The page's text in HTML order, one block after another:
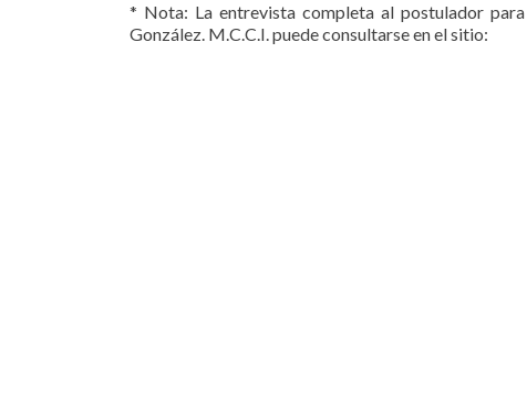
* Nota: La entrevista completa al postulador
González. M.C.C.I. puede consultarse en el sitio: